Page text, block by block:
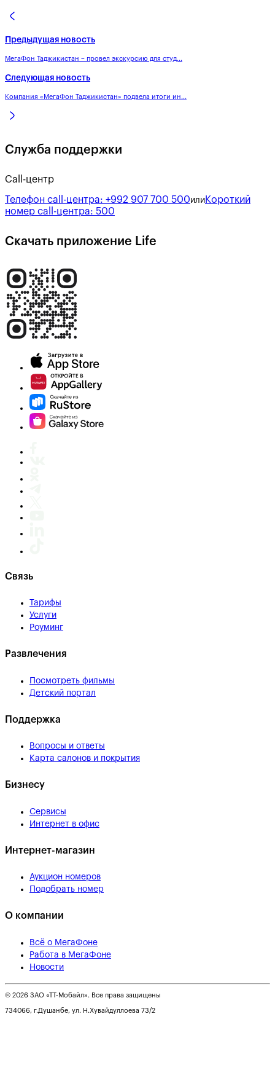
Предыдущая новость
МегаФон Таджикистан – провел экскурсию для студ...
Следующая новость
Компания «МегаФон Таджикистан» подвела итоги ин...
Служба поддержки
Call-центр
Телефон call-центра: +992 907 700 500или Короткий
номер call-центра: 500
Скачать приложение Life
Связь
Тарифы
Услуги
Роуминг
Развлечения
Посмотреть фильмы
Детский портал
Поддержка
Вопросы и ответы
Карта салонов и покрытия
Бизнесу
Сервисы
Интернет в офис
Интернет-магазин
Аукцион номеров
Подобрать номер
О компании
Всё о МегаФоне
Работа в МегаФоне
Новости
© 2026 ЗАО «ТТ-Мобайл». Все права защищены
734066, г.Душанбе, ул. Н.Хувайдуллоева 73/2